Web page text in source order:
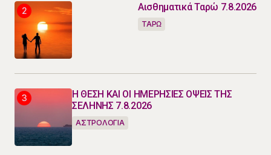
Αισθηματικά Ταρώ 7.8.2026
ΤΑΡΩ
Η ΘΕΣΗ ΚΑΙ ΟΙ ΗΜΕΡΗΣΙΕΣ ΟΨΕΙΣ ΤΗΣ
ΣΕΛΗΝΗΣ 7.8.2026
ΑΣΤΡΟΛΟΓΙΑ